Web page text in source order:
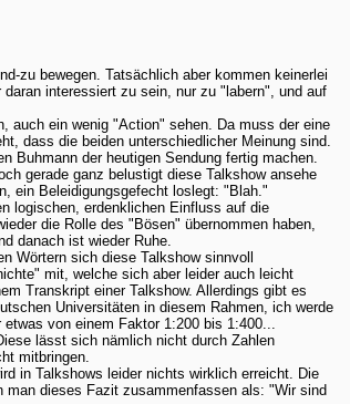
zu bewegen. Tatsächlich aber kommen keinerlei
interessiert zu sein, nur zu "labern", und auf
auch ein wenig "Action" sehen. Da muss der eine
dass die beiden unterschiedlicher Meinung sind.
Buhmann der heutigen Sendung fertig machen.
gerade ganz belustigt diese Talkshow ansehe
ein Beleidigungsgefecht loslegt: "Blah."
logischen, erdenklichen Einfluss auf die
die Rolle des "Bösen" übernommen haben,
danach ist wieder Ruhe.
Wörtern sich diese Talkshow sinnvoll
mit, welche sich aber leider auch leicht
Transkript einer Talkshow. Allerdings gibt es
Universitäten in diesem Rahmen, ich werde
von einem Faktor 1:200 bis 1:400...
lässt sich nämlich nicht durch Zahlen
mitbringen.
in Talkshows leider nichts wirklich erreicht. Die
man dieses Fazit zusammenfassen als: "Wir sind